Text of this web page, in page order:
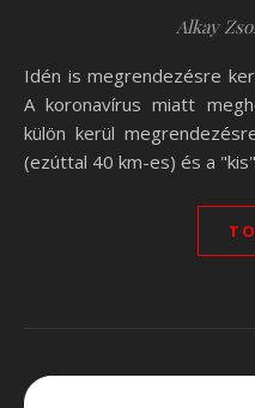
Alkay
Idén is megrendezésre kerül a "Budai Kitörés Emléktúra".
A koronavírus miatt
külön kerül
(ezúttal 40 km-es) és a